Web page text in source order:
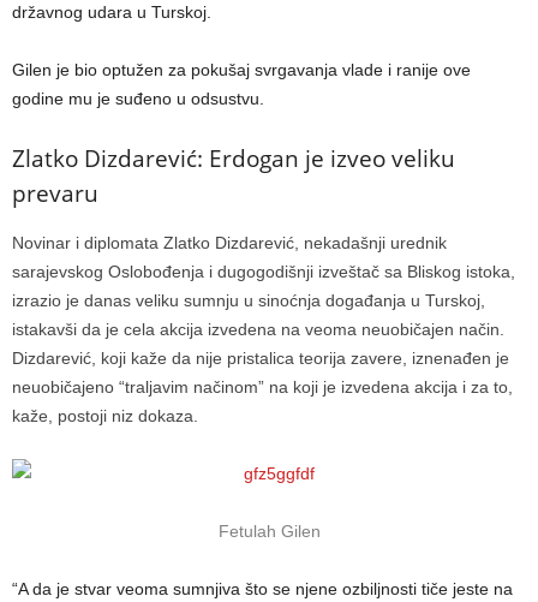
državnog udara u Turskoj.
Gilen je bio optužen za pokušaj svrgavanja vlade i ranije ove
godine mu je suđeno u odsustvu.
Zlatko Dizdarević: Erdogan je izveo veliku
prevaru
Novinar i diplomata Zlatko Dizdarević, nekadašnji urednik
sarajevskog Oslobođenja i dugogodišnji izveštač sa Bliskog istoka,
izrazio je danas veliku sumnju u sinoćnja događanja u Turskoj,
istakavši da je cela akcija izvedena na veoma neuobičajen način.
Dizdarević, koji kaže da nije pristalica teorija zavere, iznenađen je
neuobičajeno “traljavim načinom” na koji je izvedena akcija i za to,
kaže, postoji niz dokaza.
Fetulah Gilen
“A da je stvar veoma sumnjiva što se njene ozbiljnosti tiče jeste na